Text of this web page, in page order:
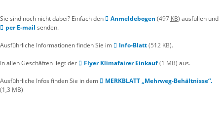
Sie sind noch nicht dabei? Einfach den Anmeldebogen (497 KB) ausfüllen und
per E-mail senden.
Ausführliche Informationen finden Sie im Info-Blatt(512 KB).
In allen Geschäften liegt der Flyer Klimafairer Einkauf(1 MB) aus.
Ausführliche Infos finden Sie in dem
MERKBLATT „Mehrweg-Behältnisse“.
(1,3 MB)